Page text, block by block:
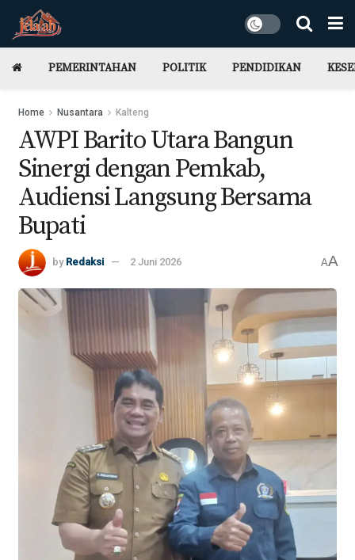
PEMERINTAHAN POLITIK PENDIDIKAN
Home Nusantara Kalteng
AWPI Barito Utara Bangun
Sinergi dengan Pemkab,
Audiensi Langsung Bersama
Bupati
by Redaksi 2 Juni 2026 AA